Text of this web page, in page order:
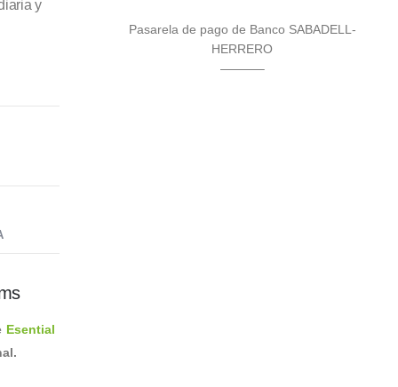
y
Esential
Pasarela de pago de Banco SABADELL-
HERRERO
———–